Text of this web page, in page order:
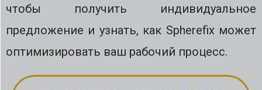
чтобы получить индивидуальное
предложение и узнать, как Spherefix может
оптимизировать ваш рабочий процесс.